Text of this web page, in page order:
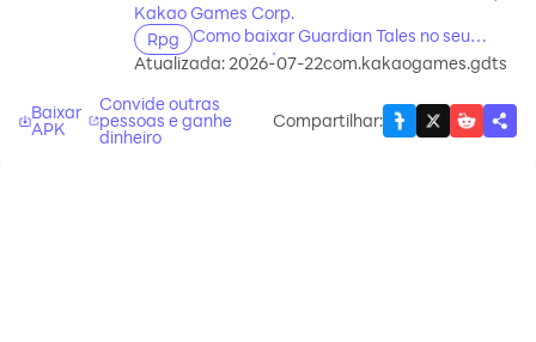
Kakao Games Corp.
Rpg
Como baixar Guardian Tales no seu
computador
Atualizada: 2026-07-22com.kakaogames.gdts
Baixar
APK
Convide outras
pessoas e ganhe
dinheiro
Compartilhar: